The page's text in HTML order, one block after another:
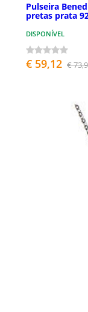
Pulseira
pretas prata
DISPONÍVEL
€ 59,12 €